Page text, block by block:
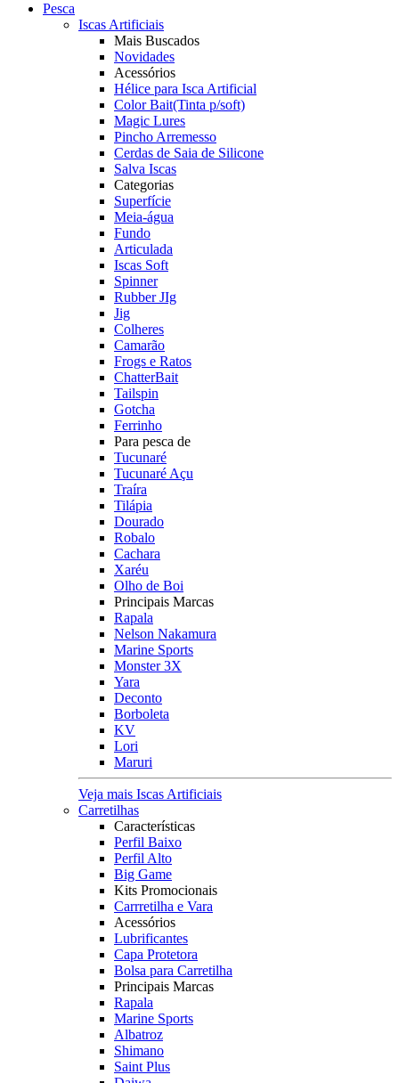
Pesca
Iscas Artificiais
Mais Buscados
Novidades
Acessórios
Hélice para Isca Artificial
Color Bait(Tinta p/soft)
Magic Lures
Pincho Arremesso
Cerdas de Saia de Silicone
Salva Iscas
Categorias
Superfície
Meia-água
Fundo
Articulada
Iscas Soft
Spinner
Rubber JIg
Jig
Colheres
Camarão
Frogs e Ratos
ChatterBait
Tailspin
Gotcha
Ferrinho
Para pesca de
Tucunaré
Tucunaré Açu
Traíra
Tilápia
Dourado
Robalo
Cachara
Xaréu
Olho de Boi
Principais Marcas
Rapala
Nelson Nakamura
Marine Sports
Monster 3X
Yara
Deconto
Borboleta
KV
Lori
Maruri
Veja mais Iscas Artificiais
Carretilhas
Características
Perfil Baixo
Perfil Alto
Big Game
Kits Promocionais
Carrretilha e Vara
Acessórios
Lubrificantes
Capa Protetora
Bolsa para Carretilha
Principais Marcas
Rapala
Marine Sports
Albatroz
Shimano
Saint Plus